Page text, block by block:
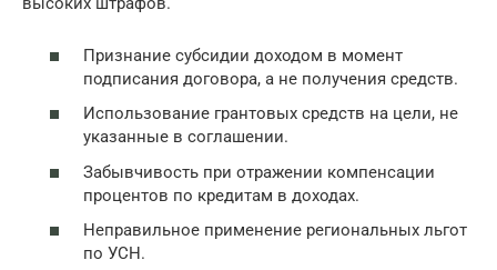
Признание субсидии доходом в момент
подписания договора, а не получения средств.
Использование грантовых средств на цели, не
указанные в соглашении.
Забывчивость при отражении компенсации
процентов по кредитам в доходах.
Неправильное применение региональных льгот
по УСН.